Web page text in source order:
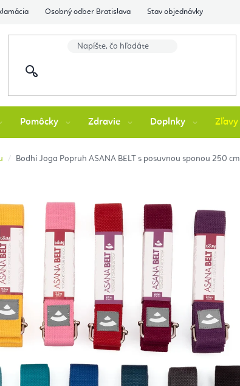
Osobný odber Bratislava Stav objednávky
Pomôcky Zdravie Doplnky Zľavy
Bodhi Joga Popruh ASANA BELT s posuvnou sponou 250 cm